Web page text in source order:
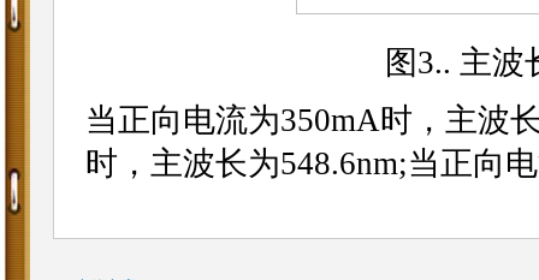
图3.. 主
当正向电流为350mA时，主波
时，主波长为548.6nm;当正向